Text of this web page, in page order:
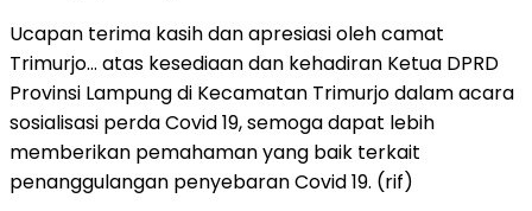
Ucapan terima kasih dan apresiasi oleh camat
Trimurjo… atas kesediaan dan kehadiran Ketua DPRD
Provinsi Lampung di Kecamatan Trimurjo dalam acara
sosialisasi perda Covid 19, semoga dapat lebih
memberikan pemahaman yang baik terkait
penanggulangan penyebaran Covid 19. (rif)